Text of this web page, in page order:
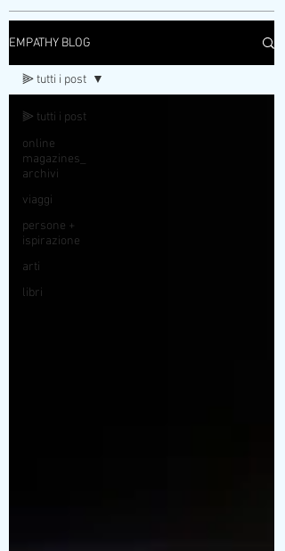
EMPATHY BLOG
⫸ tutti i post
online
magazines_
archivi
viaggi
persone +
ispirazione
arti
libri
⫸ tutti i post